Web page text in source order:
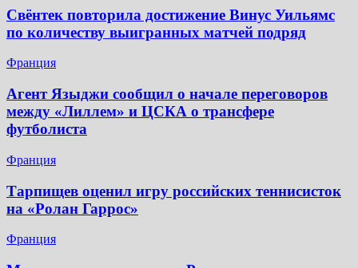
Свёнтек повторила достижение Винус Уильямс
по количеству выигранных матчей подряд
Франция
Агент Языджи сообщил о начале переговоров
между «Лиллем» и ЦСКА о трансфере
футболиста
Франция
Тарпищев оценил игру российских теннисисток
на «Ролан Гаррос»
Франция